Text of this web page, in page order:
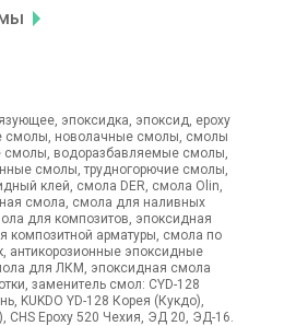
эпоксидка, эпоксид, epoxy
смолы, новолачные смолы, смолы
смолы, водоразбавляемые смолы,
смолы, трудногорючие смолы,
клей, смола DER, смола Olin,
смола, смола для наливных
для композитов, эпоксидная
композитной арматуры, смола по
антикорозионные эпоксидные
для ЛКМ, эпоксидная смола
заменитель смол: CYD-128
KUKDO YD-128 Корея (Кукдо),
CHS Epoxy 520 Чехия, ЭД 20, ЭД-16.